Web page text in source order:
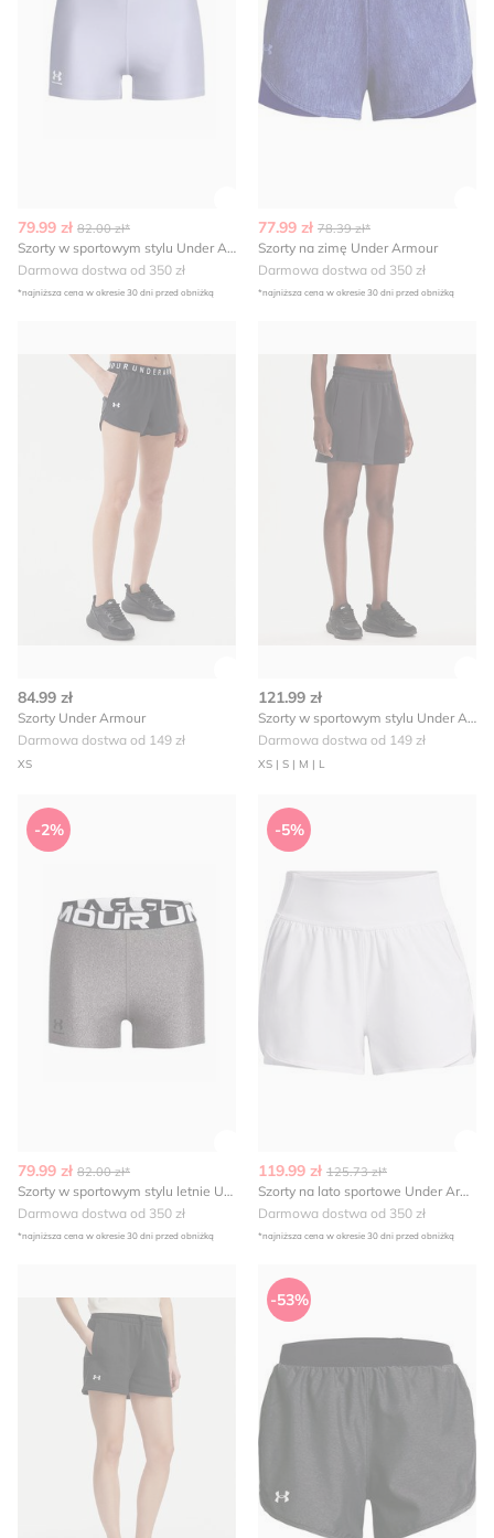
79.99 zł 82.00 zł*
Szorty w sportowym stylu Under Armour
Darmowa dostwa od 350 zł
*najniższa cena w okresie 30 dni przed obniżką
77.99 zł 78.39 zł*
Szorty na zimę Under Armour
Darmowa dostwa od 350 zł
*najniższa cena w okresie 30 dni przed obniżką
84.99 zł
Szorty Under Armour
Darmowa dostwa od 149 zł
XS
121.99 zł
Szorty w sportowym stylu Under Armour
Darmowa dostwa od 149 zł
XS | S | M | L
Szorty w sportowym stylu letnie Under Armour
-2%
79.99 zł 82.00 zł*
Szorty w sportowym stylu letnie Under Armour
Darmowa dostwa od 350 zł
*najniższa cena w okresie 30 dni przed obniżką
Szorty na lato sportowe
-5%
119.99 zł 125.73 zł*
Szorty na lato sportowe Under Armour
Darmowa dostwa od 350 zł
*najniższa cena w okresie 30 dni przed obniżką
Szorty Under Armour
-53%